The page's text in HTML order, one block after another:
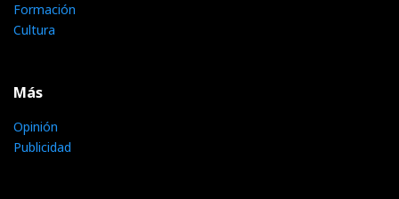
Formación
Cultura
Más
Opinión
Publicidad